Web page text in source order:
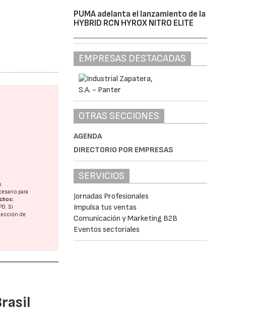
para
. Si
de
PUMA adelanta el lanzamiento de la
HYBRID RCN HYROX NITRO ELITE
EMPRESAS DESTACADAS
OTRAS SECCIONES
AGENDA
DIRECTORIO POR EMPRESAS
SERVICIOS
Jornadas Profesionales
Impulsa tus ventas
Comunicación y Marketing B2B
Eventos sectoriales